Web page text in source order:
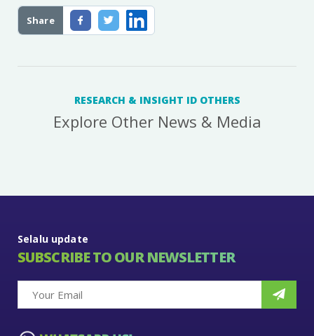
Share
RESEARCH & INSIGHT ID OTHERS
Explore Other News & Media
Selalu update
SUBSCRIBE TO OUR NEWSLETTER